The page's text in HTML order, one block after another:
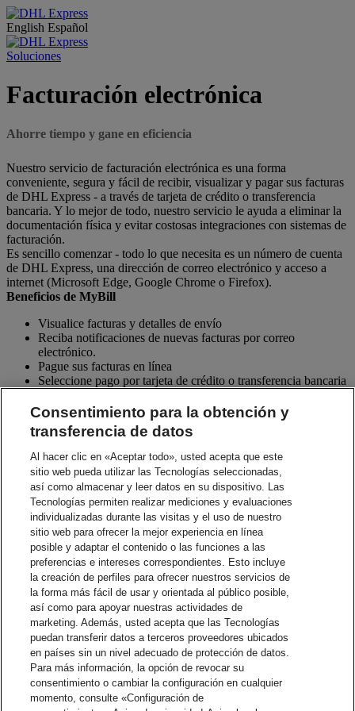
English Español
Soluciones
Facturación electrónica
Ahorre tiempo y gane en eficiencia
Nuestro servicio de facturación electrónica es una forma
conveniente, segura y fácil de recibir, visualizar y pagar sus facturas
de DHL Express - a través de tarjeta de crédito o transferencia
bancaria. Y lo mejor de todo, nuestro servicio le ayuda a eliminar la
documentación física y evitar costosas integraciones con sistemas de
facturación.
Es sencillo comenzar - todo lo que necesita es un número de cuenta
de DHL Express, una dirección de correo electrónico y acceso a
internet (Microsoft Edge, Google Chrome o Firefox).
Beneficios de MyBill
Visualice facturas y detalles de envío
Reciba notificaciones de nuevas facturas por correo
electrónico.
Pague sus facturas en línea
Seleccione pago por tarjeta de crédito o transferencia bancaria
Descargue facturas y documentos asociados
Visualice el historial de pagos
Elimine las facturas físicas
Registre múltiples cuentas de DHL Express bajo un mismo
acceso
Funciones útiles como la de selección de envíos para mayor
investigación
Interactúe con el equipo de soporte de facturación de DHL
por consultas sobre facturas
Ver/pagar factura
Pague sus facturas de DHL en línea.
¿Tiene un número de cuenta de DHL Express? Regístrese para
pagar sus facturas en línea.
Más Acerca de Facturación electrónica
Preguntas Frecuentes – Pago y facturación
Archivos para descargar
Guía de usuario de DHL MyBill
Guía de usuario de DHL MyBill
Consentimiento para la obtención y
transferencia de datos
Al hacer clic en «Aceptar todo», usted acepta que este
sitio web pueda utilizar las Tecnologías seleccionadas,
así como almacenar y leer datos en su dispositivo. Las
Tecnologías permiten realizar mediciones y evaluaciones
individualizadas durante las visitas y el uso de nuestro
sitio web para ofrecer la mejor experiencia en línea
posible y adaptar el contenido o las funciones a las
preferencias e intereses correspondientes. Esto incluye
la creación de perfiles para ofrecer nuestros servicios de
la forma más fácil de usar y orientada al público posible,
así como para apoyar nuestras actividades de
marketing. Además, usted acepta que las Tecnologías
puedan transferir datos a terceros proveedores ubicados
en países sin un nivel adecuado de protección de datos.
Para más información, la opción de revocar su
consentimiento o cambiar la configuración en cualquier
momento, consulte «Configuración de